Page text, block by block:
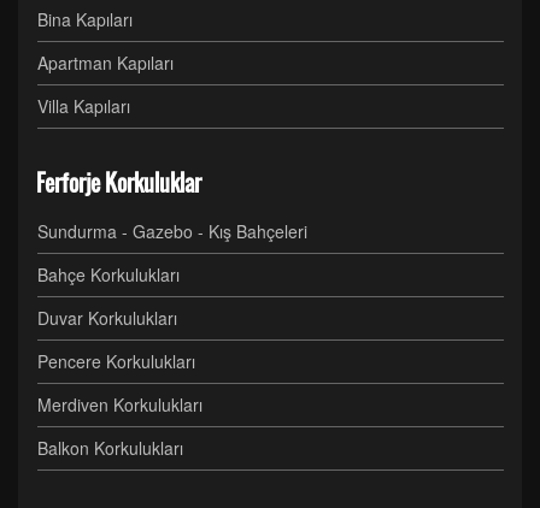
Bina Kapıları
Apartman Kapıları
Villa Kapıları
Ferforje Korkuluklar
Sundurma - Gazebo - Kış Bahçeleri
Bahçe Korkulukları
Duvar Korkulukları
Pencere Korkulukları
Merdiven Korkulukları
Balkon Korkulukları